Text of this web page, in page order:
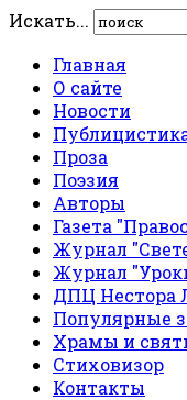
Искать...
Главная
О сайте
Новости
Проза
Поэзия
Авторы
Газета
Журнал
Журнал
ДПЦ Нестора
Популярные
Храмы и
Стиховизор
Контакты